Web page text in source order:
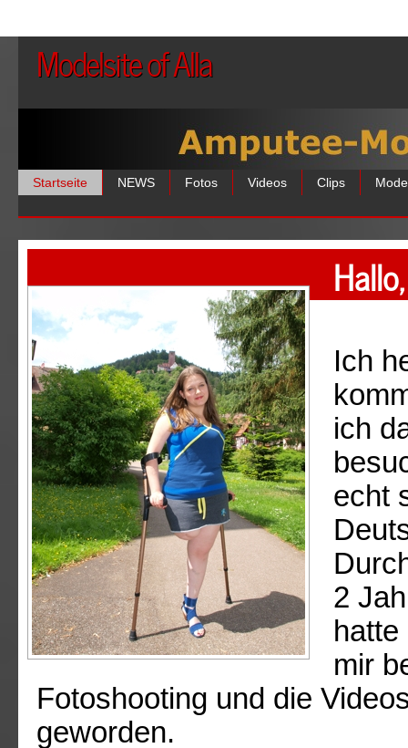
Modelsite of Alla
Startseite NEWS Fotos Videos Clips
Ich
ich
echt
2
mir
Fotoshooting und die
geworden.